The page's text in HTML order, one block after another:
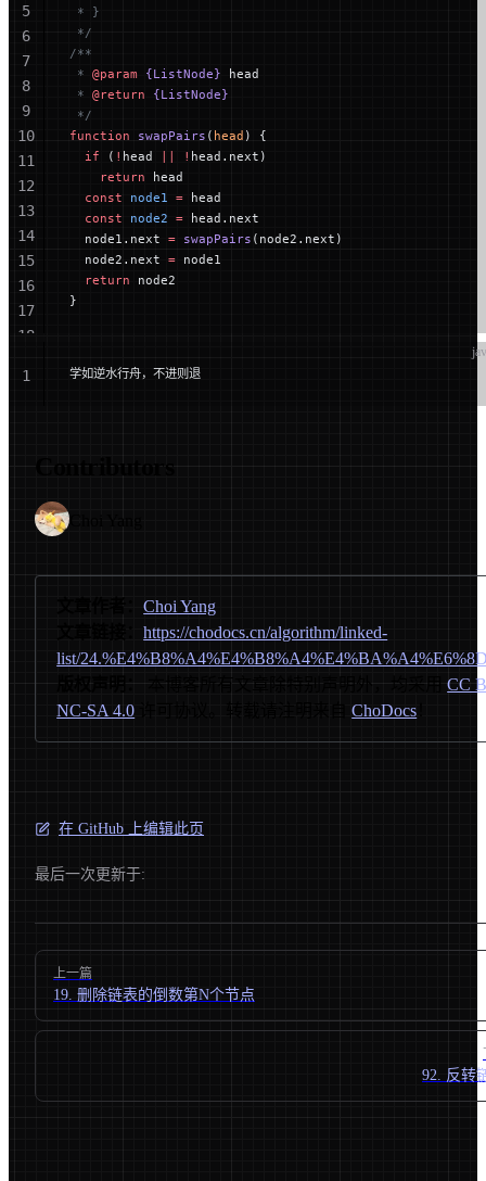
* }
*/
/**
* @param {ListNode} head
* @return {ListNode}
*/
function swapPairs ( head ) {
  if
( ! head || ! head.next)
    return
head
  const
node1 = head
  const
node2 = head.next
  node1.next
= swapPairs (node2.next)
  node2.next
= node1
  return
node2
}
5
6
7
8
9
10
11
12
13
14
15
16
17
18
20
学如逆水行舟，不进则退
1
Contributors
Choi Yang
文章作者：Choi Yang
文章链接：https://chodocs.cn/algorithm/linked-
list/
版权声明：
本博客所有文章除特别声明外，均采用CC
NC-SA 4.0 许可协议。转载请注明来自ChoDocs
在 GitHub 上编辑此页
最后一次更新于:
Pager
上一篇
19. 删除链表的倒数第N个节点
92. 反转